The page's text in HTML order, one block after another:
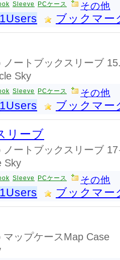
Sleeve PCケース その他
1Users ブックマー
ートブックスリーブ
Sky
Sleeve PCケース その他
1Users ブックマー
リーブ
ートブックスリーブ
Sky
Sleeve PCケース その他
1Users ブックマー
マップケースMap Case